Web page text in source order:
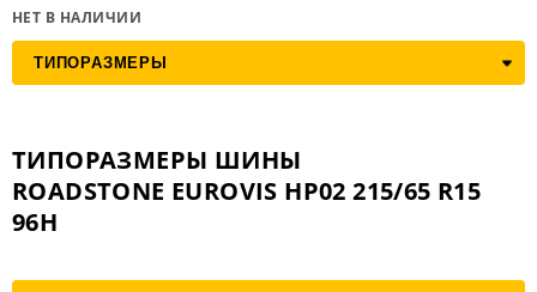
НЕТ В НАЛИЧИИ
ТИПОРАЗМЕРЫ ШИНЫ
ROADSTONE EUROVIS HP02 215/65 R15
96H